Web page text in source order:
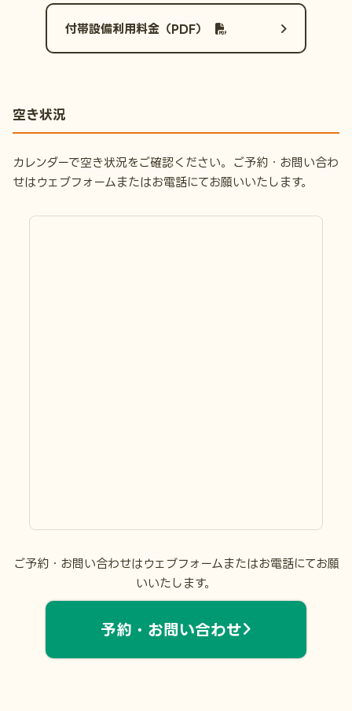
付帯設備利用料金（PDF）
空き状況
カレンダーで空き状況をご確認ください。ご予約・お問い合わ
せはウェブフォームまたはお電話にてお願いいたします。
ご予約・お問い合わせはウェブフォームまたはお電話にてお願
いいたします。
予約・お問い合わせ